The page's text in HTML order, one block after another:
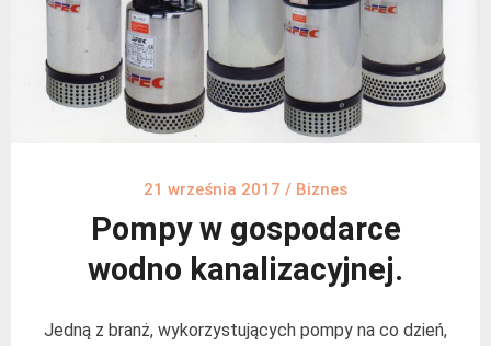
21 września 2017 / Biznes
Pompy w gospodarce
wodno kanalizacyjnej.
Jedną z branż, wykorzystujących pompy na co dzień,